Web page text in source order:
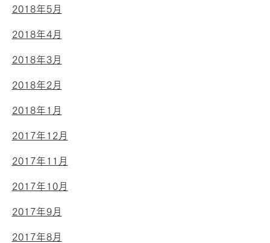
2018年5月
2018年4月
2018年3月
2018年2月
2018年1月
2017年12月
2017年11月
2017年10月
2017年9月
2017年8月